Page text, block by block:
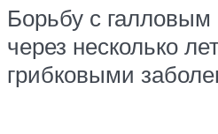
Борьбу с
через несколько
грибковыми